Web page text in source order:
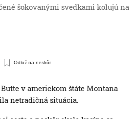
šokovanými svedkami kolujú na
Odlož na neskôr
v americkom štáte Montana
netradičná situácia.